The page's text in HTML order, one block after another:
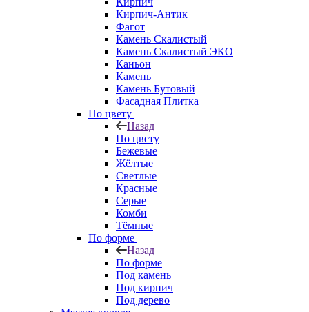
Кирпич-Антик
Фагот
Камень Скалистый
Камень Скалистый ЭКО
Каньон
Камень
Камень Бутовый
Фасадная Плитка
По цвету
Назад
По цвету
Бежевые
Жёлтые
Светлые
Красные
Серые
Комби
Тёмные
По форме
Назад
По форме
Под камень
Под кирпич
Под дерево